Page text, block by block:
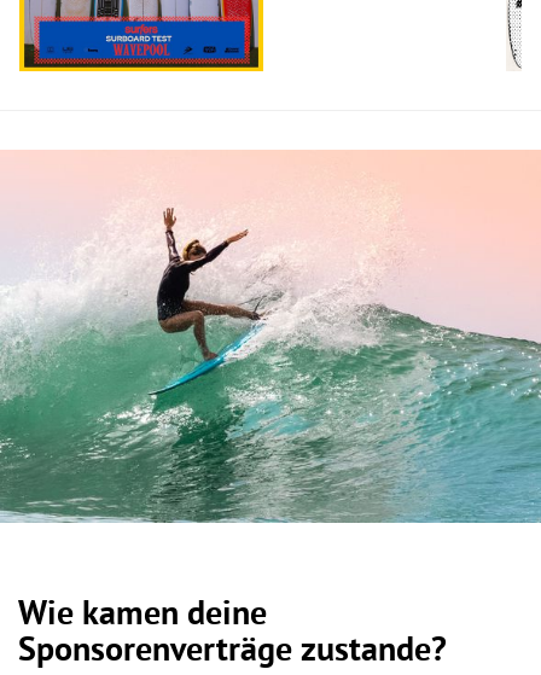
Wie kamen deine
Sponsorenverträge zustande?